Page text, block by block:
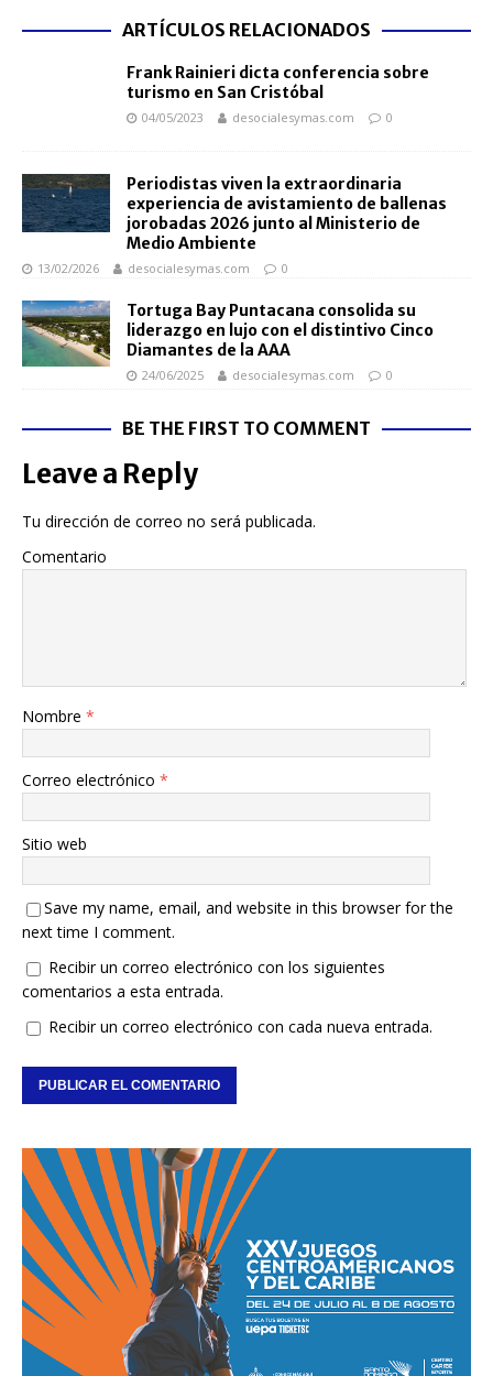
ARTÍCULOS RELACIONADOS
Frank Rainieri dicta conferencia sobre
turismo en San Cristóbal
04/05/2023 desocialesymas.com 0
Periodistas viven la extraordinaria
experiencia de avistamiento de ballenas
jorobadas 2026 junto al Ministerio de
Medio Ambiente
13/02/2026 desocialesymas.com 0
Tortuga Bay Puntacana consolida su
liderazgo en lujo con el distintivo Cinco
Diamantes de la AAA
24/06/2025 desocialesymas.com 0
BE THE FIRST TO COMMENT
Leave a Reply
Tu dirección de correo no será publicada.
Comentario
Nombre *
Correo electrónico *
Sitio web
Save my name, email, and website in this browser for the
next time I comment.
Recibir un correo electrónico con los siguientes
comentarios a esta entrada.
Recibir un correo electrónico con cada nueva entrada.